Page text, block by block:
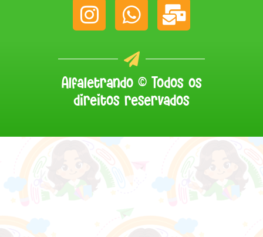
Alfaletrando © Todos os
direitos reservados